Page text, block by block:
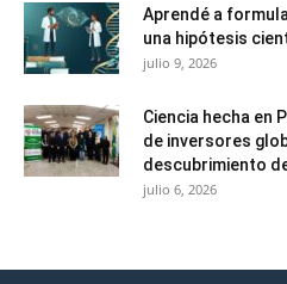
Aprendé a
una hipótesis
julio 9, 2026
Ciencia hecha en
de inversores
descubrimiento
julio 6, 2026